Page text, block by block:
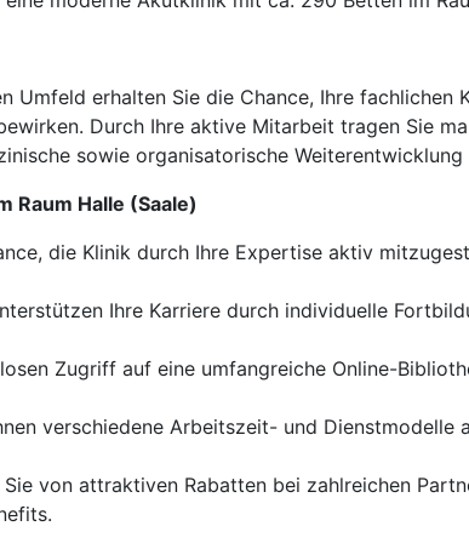
Umfeld erhalten Sie die Chance, Ihre fachlichen
Durch Ihre aktive Mitarbeit tragen Sie
sowie organisatorische
Raum Halle (Saale)
die Klinik durch Ihre Expertise aktiv
Ihre Karriere durch individuelle
Zugriff auf eine umfangreiche Online-
verschiedene Arbeitszeit- und Dienstmodelle
von attraktiven Rabatten bei zahlreichen